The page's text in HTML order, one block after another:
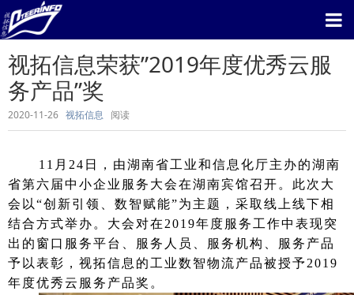
视拓信息荣获”2019年度优秀云服
务产品”奖
2020-11-26 视拓信息 阅读
11 月24日，由湖南省工业和信息化厅主办的湖南
省第六届中小企业服务大会在湖南宾馆召开。此次大
会以“创新引领、数智赋能”为主题，采取线上线下相
结合方式举办。大会对在2019年度服务工作中表现突
出的窗口服务平台、服务人员、服务机构、服务产品
予以表彰，视拓信息的工业数智物流产品被授予2019
年度优秀云服务产品奖。